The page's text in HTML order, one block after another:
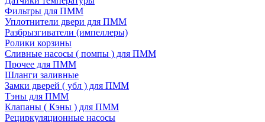
Фильтры для ПММ
Уплотнители двери для ПММ
Разбрызгиватели (импеллеры)
Ролики корзины
Сливные насосы ( помпы ) для ПММ
Прочее для ПММ
Шланги заливные
Замки дверей ( убл ) для ПММ
Тэны для ПММ
Клапаны ( Кэны ) для ПММ
Рециркуляционные насосы